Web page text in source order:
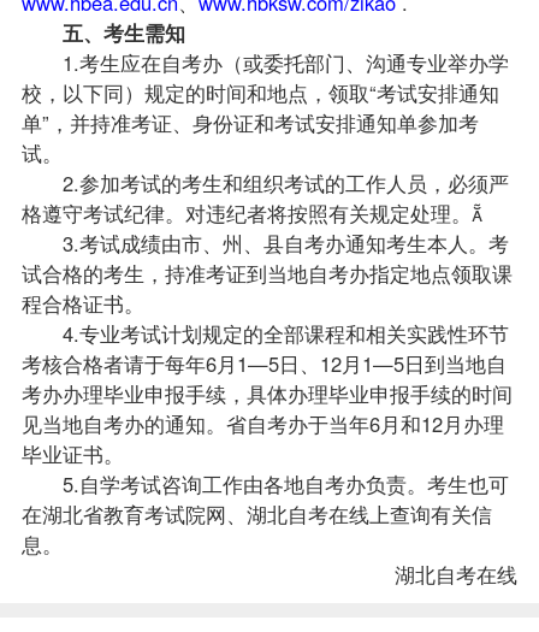
五、考生需知
1.考生应在自考办（或委托部门、沟通专业举办学
校，以下同）规定的时间和地点，领取“考试安排通知
单”，并持准考证、身份证和考试安排通知单参加考
试。
2.参加考试的考生和组织考试的工作人员，必须严
格遵守考试纪律。对违纪者将按照有关规定处理。
3.考试成绩由市、州、县自考办通知考生本人。考
试合格的考生，持准考证到当地自考办指定地点领取课
程合格证书。
4.专业考试计划规定的全部课程和相关实践性环节
考核合格者请于每年6月1—5日、12月1—5日到当地自
考办办理毕业申报手续，具体办理毕业申报手续的时间
见当地自考办的通知。省自考办于当年6月和12月办理
毕业证书。
5.自学考试咨询工作由各地自考办负责。考生也可
在湖北省教育考试院网、湖北自考在线上查询有关信
息。
湖北自考在线